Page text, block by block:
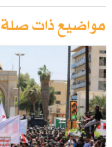
مواضيع ذات صلة